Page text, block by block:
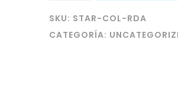
cantidad
SKU: STAR-COL-RDA
CATEGORÍA: